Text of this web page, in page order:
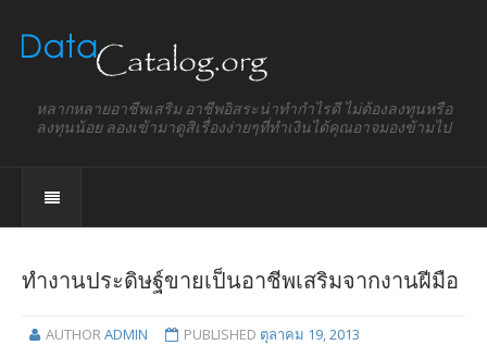
หลากหลายอาชีพเสริม อาชีพอิสระน่าทำกำไรดี ไม่ต้องลงทุนหรือ
ลงทุนน้อย ลองเข้ามาดูสิเรื่องง่ายๆที่ทำเงินได้คุณอาจมองข้ามไป
ทำงานประดิษฐ์ขายเป็นอาชีพเสริมจากงานฝีมือ
AUTHORADMIN PUBLISHED ตุลาคม 19, 2013